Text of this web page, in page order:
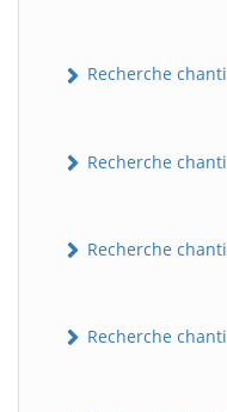
Recherche
Recherche
Recherche
Recherche